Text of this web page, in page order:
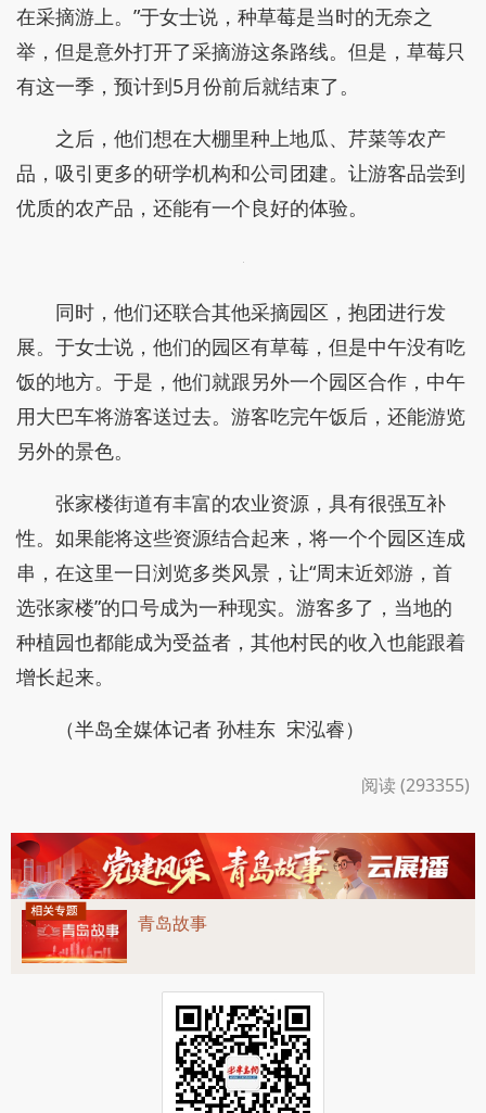
在采摘游上。”于女士说，种草莓是当时的无奈之
举，但是意外打开了采摘游这条路线。但是，草莓只
有这一季，预计到5月份前后就结束了。
之后，他们想在大棚里种上地瓜、芹菜等农产
品，吸引更多的研学机构和公司团建。让游客品尝到
优质的农产品，还能有一个良好的体验。
同时，他们还联合其他采摘园区，抱团进行发
展。于女士说，他们的园区有草莓，但是中午没有吃
饭的地方。于是，他们就跟另外一个园区合作，中午
用大巴车将游客送过去。游客吃完午饭后，还能游览
另外的景色。
张家楼街道有丰富的农业资源，具有很强互补
性。如果能将这些资源结合起来，将一个个园区连成
串，在这里一日浏览多类风景，让“周末近郊游，首
选张家楼”的口号成为一种现实。游客多了，当地的
种植园也都能成为受益者，其他村民的收入也能跟着
增长起来。
（半岛全媒体记者 孙桂东 宋泓睿）
阅读 (293355)
青岛故事